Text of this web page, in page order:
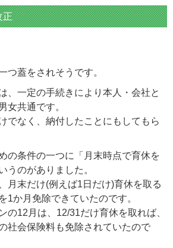
正
つ蓋をされそうです。
、一定の手続きにより本人・会社と
女共通です。
でなく、納付したことにもしてもら
の条件の一つに「月末時点で育休を
うのがありました。
月末だけ(例えば1日だけ)育休を取る
1か月免除できていたのです。
の12月は、12/31だけ育休を取れば、
社会保険料も免除されていたので